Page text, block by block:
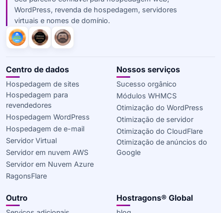
WordPress, revenda de hospedagem, servidores
virtuais e nomes de domínio.
Centro de dados
Hospedagem de sites
Hospedagem para
revendedores
Hospedagem WordPress
Hospedagem de e-mail
Servidor Virtual
Servidor em nuvem AWS
Servidor em Nuvem Azure
RagonsFlare
Nossos serviços
Sucesso orgânico
Módulos WHMCS
Otimização do WordPress
Otimização de servidor
Otimização do CloudFlare
Otimização de anúncios do
Google
Outro Hostragons® Global